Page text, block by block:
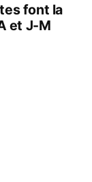
font la
et J-M